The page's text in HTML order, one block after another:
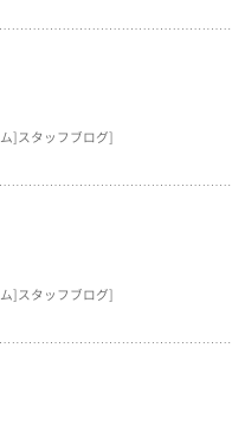
]スタッフブログ]
]スタッフブログ]